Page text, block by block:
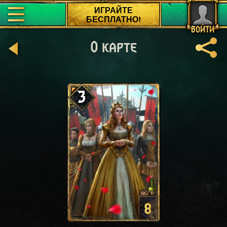
ВОЙТИ
ИГРАЙТЕ
БЕСПЛАТНО!
О карте
3
8